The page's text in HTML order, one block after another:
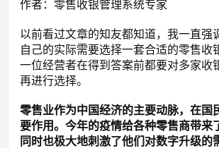
联系我们
作者：零售收银管理系统专家
以前看过文章的知友都知道，我一直强
自己的实际需要选择一套合适的零售收
一位经营者在得到答案前都要对多家收
再进行选择。
零售业作为中国经济的主要动脉，在国
要作用。今年的疫情给各种零售商带来
同时也极大地刺激了他们对数字升级的